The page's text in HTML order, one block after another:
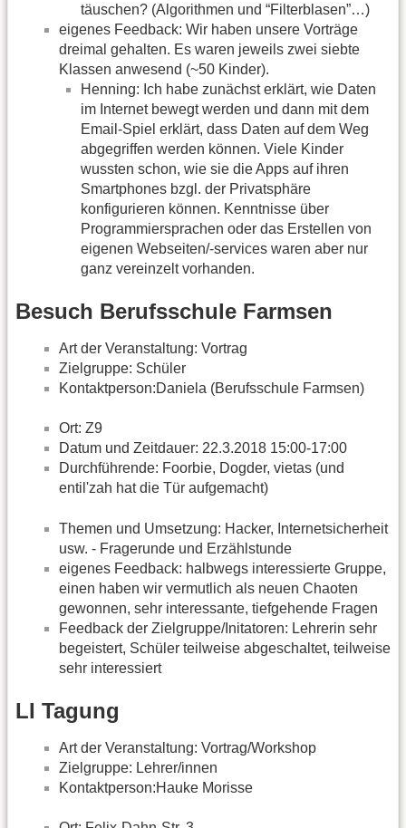
täuschen? (Algorithmen und “Filterblasen”…)
eigenes Feedback: Wir haben unsere Vorträge
dreimal gehalten. Es waren jeweils zwei siebte
Klassen anwesend (~50 Kinder).
Henning: Ich habe zunächst erklärt, wie Daten
im Internet bewegt werden und dann mit dem
Email-Spiel erklärt, dass Daten auf dem Weg
abgegriffen werden können. Viele Kinder
wussten schon, wie sie die Apps auf ihren
Smartphones bzgl. der Privatsphäre
konfigurieren können. Kenntnisse über
Programmiersprachen oder das Erstellen von
eigenen Webseiten/-services waren aber nur
ganz vereinzelt vorhanden.
Besuch Berufsschule Farmsen
Art der Veranstaltung: Vortrag
Zielgruppe: Schüler
Kontaktperson:Daniela (Berufsschule Farmsen)
Ort: Z9
Datum und Zeitdauer: 22.3.2018 15:00-17:00
Durchführende: Foorbie, Dogder, vietas (und
entil'zah hat die Tür aufgemacht)
Themen und Umsetzung: Hacker, Internetsicherheit
usw. - Fragerunde und Erzählstunde
eigenes Feedback: halbwegs interessierte Gruppe,
einen haben wir vermutlich als neuen Chaoten
gewonnen, sehr interessante, tiefgehende Fragen
Feedback der Zielgruppe/Initatoren: Lehrerin sehr
begeistert, Schüler teilweise abgeschaltet, teilweise
sehr interessiert
LI Tagung
Art der Veranstaltung: Vortrag/Workshop
Zielgruppe: Lehrer/innen
Kontaktperson:Hauke Morisse